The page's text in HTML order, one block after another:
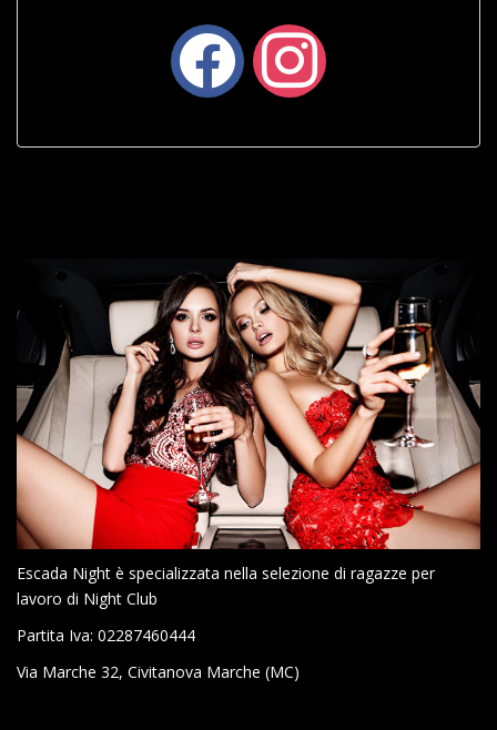
facebook instagram
Escada Night è specializzata nella selezione di ragazze per
lavoro di Night Club
Partita Iva: 02287460444
Via Marche 32, Civitanova Marche (MC)